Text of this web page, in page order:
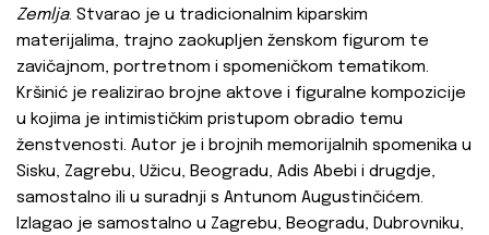
Zemlja. Stvarao je u tradicionalnim kiparskim
materijalima, trajno zaokupljen ženskom figurom te
zavičajnom, portretnom i spomeničkom tematikom.
Kršinić je realizirao brojne aktove i figuralne kompozicije
u kojima je intimističkim pristupom obradio temu
ženstvenosti. Autor je i brojnih memorijalnih spomenika u
Sisku, Zagrebu, Užicu, Beogradu, Adis Abebi i drugdje,
samostalno ili u suradnji s Antunom Augustinčićem.
Izlagao je samostalno u Zagrebu, Beogradu, Dubrovniku,